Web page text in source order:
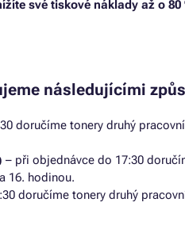
své tiskové náklady až o 80
následujícími
doručíme tonery druhý
– při objednávce do 17:30
16. hodinou.
doručíme tonery druhý